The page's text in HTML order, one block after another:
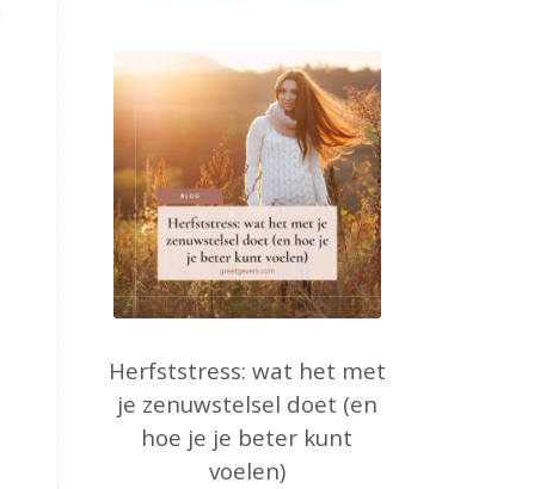
Herfststress: wat het met
je zenuwstelsel doet (en
hoe je je beter kunt
voelen)